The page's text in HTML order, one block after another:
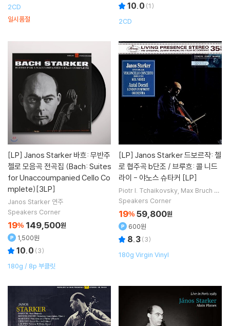
2CD
일시품절
10.0 (1)
2CD
[LP] Janos Starker 바흐: 무반주
첼로 모음곡 전곡집 (Bach: Suites
for Unaccoumpanied Cello Co
mplete)[3LP]
Janos Starker 연주
Speakers Corner
19% 149,500원
1,500원
10.0 (3)
180g / 8p 부클릿
[LP] Janos Starker 드보르작: 첼
로 협주곡 b단조 / 브루흐: 콜 니드
라이 - 야노스 슈타커 [LP]
Piotr I. Tchaikovsky Max Bruch 작
곡 Janos Starker연주
Speakers Corner
19% 59,800원
600원
8.3(3)
180g Virgin Vinyl